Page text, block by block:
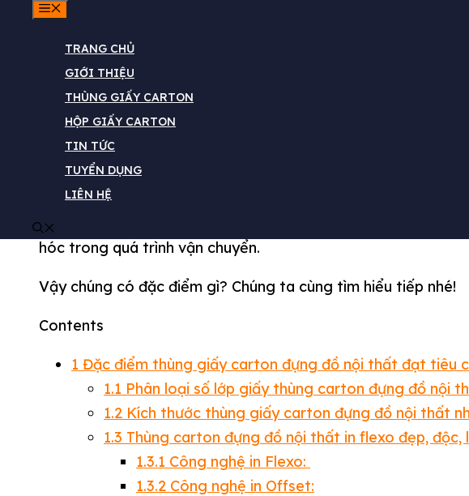
TRANG CHỦ
GIỚI THIỆU
THÙNG GIẤY CARTON
HỘP GIẤY CARTON
TIN TỨC
TUYỂN DỤNG
LIÊN HỆ
Thùng carton đựng đồ nội thất
Tất nhiên, nó cũng như
cấp nhưng chắc chắn đặc điểm
thể bảo vệ được đồ nội thất chứa bên trong được an toàn và
hóc trong quá trình vận chuyển.
Vậy chúng có đặc điểm gì? Chúng ta cùng tìm hiểu tiếp nhé!
Contents
1 Đặc điểm thùng giấy carton đựng đồ nội thất đạt tiêu
1.1 Phân loại số lớp giấy thùng carton đựng đồ nội
1.2 Kích thước thùng giấy carton đựng đồ nội thất
1.3 Thùng carton đựng đồ nội thất in flexo đẹp, độc,
1.3.1 Công nghệ in Flexo:
1.3.2 Công nghệ in Offset: